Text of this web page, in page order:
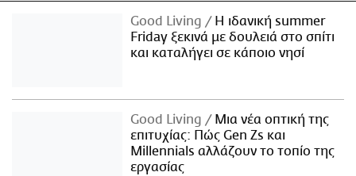
Good Living
Η ιδανική summer
Friday ξεκινά με δουλειά στο σπίτι
και καταλήγει σε κάποιο νησί
Good Living
Μια νέα οπτική της
επιτυχίας: Πώς Gen Zs και
Millennials αλλάζουν το τοπίο της
εργασίας